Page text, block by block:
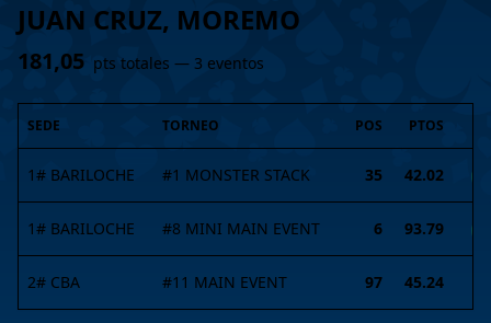
JUAN CRUZ, MOREMO
181,05 pts totales — 3 eventos
SEDE TORNEO POS PTOS
1# BARILOCHE #1 MONSTER STACK 35 42.02
1# BARILOCHE #8 MINI MAIN EVENT 6 93.79
2# CBA #11 MAIN EVENT 97 45.24